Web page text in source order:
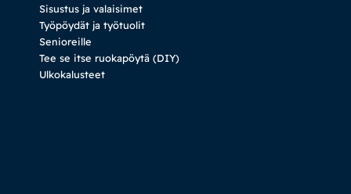
Sisustus ja valaisimet
Työpöydät ja työtuolit
Senioreille
Tee se itse ruokapöytä (DIY)
Ulkokalusteet